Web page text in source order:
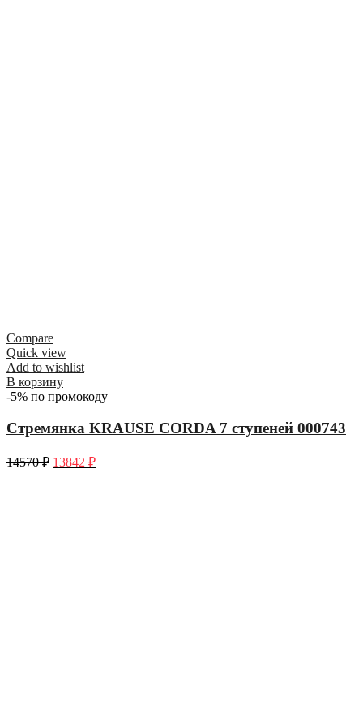
Compare
Quick view
Add to wishlist
В корзину
-5% по промокоду
Стремянка KRAUSE CORDA 7 ступеней 000743
14570₽ 13842 ₽